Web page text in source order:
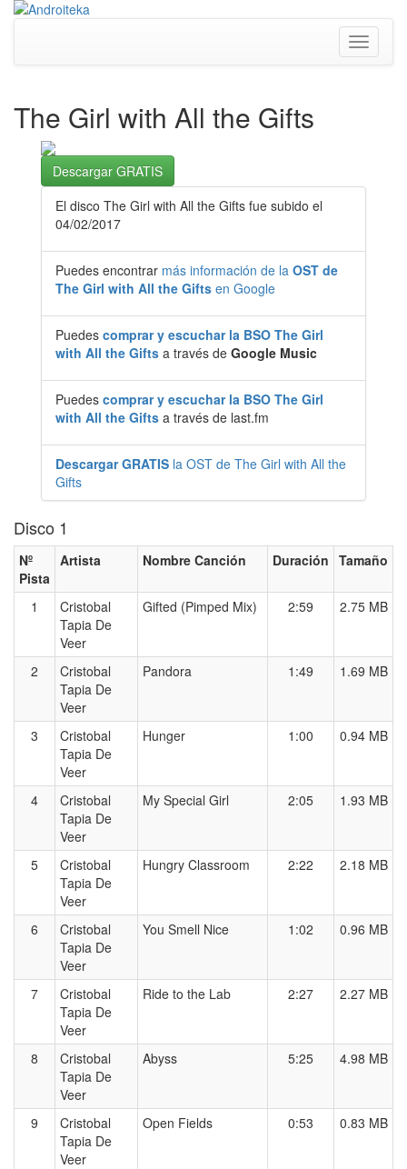
Toggle
The Girl with All the Gifts
Descargar GRATIS
El disco The Girl with All the Gifts fue subido el
04/02/2017
Puedes encontrar más información de la OST de
The Girl with All the Gifts en Google
Puedes comprar y escuchar la BSO The Girl
with All the Gifts a través de Google Music
Puedes comprar y escuchar la BSO The Girl
with All the Gifts a través de last.fm
Descargar GRATIS la OST de The Girl with All the
Gifts
Disco 1
Nº
Pista
Artista Nombre Canción Duración Tamaño
1
Cristobal
Tapia De
Veer
Gifted (Pimped Mix) 2:59 2.75 MB
2
Cristobal
Tapia De
Veer
Pandora 1:49 1.69 MB
3
Cristobal
Tapia De
Veer
Hunger 1:00 0.94 MB
4
Cristobal
Tapia De
Veer
My Special Girl 2:05 1.93 MB
5
Cristobal
Tapia De
Veer
Hungry Classroom 2:22 2.18 MB
6
Cristobal
Tapia De
Veer
You Smell Nice 1:02 0.96 MB
7
Cristobal
Tapia De
Veer
Ride to the Lab 2:27 2.27 MB
8
Cristobal
Tapia De
Veer
Abyss 5:25 4.98 MB
9
Cristobal
Tapia De
Veer
Open Fields 0:53 0.83 MB